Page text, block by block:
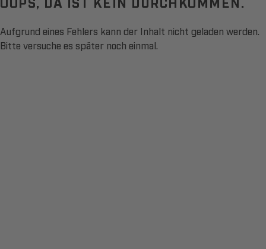
Aufgrund eines Fehlers kann der Inhalt nicht geladen werden.
Bitte versuche es später noch einmal.